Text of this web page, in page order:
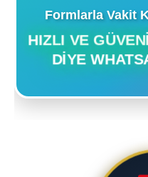
Formlarla Vakit
HIZLI VE
DIYE